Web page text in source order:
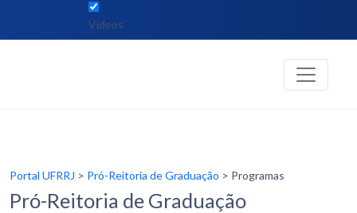
Vídeos
Portal UFRRJ > Pró-Reitoria de Graduação > Programas
Pró-Reitoria de Graduação